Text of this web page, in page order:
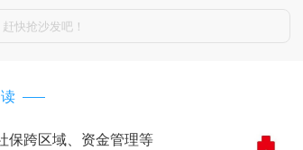
快抢沙发吧！
保跨区域、资金管理等